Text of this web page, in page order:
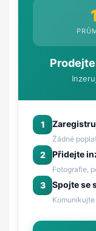
1
Žádné
2 Přidejte
Fotografie,
3 Spojte se